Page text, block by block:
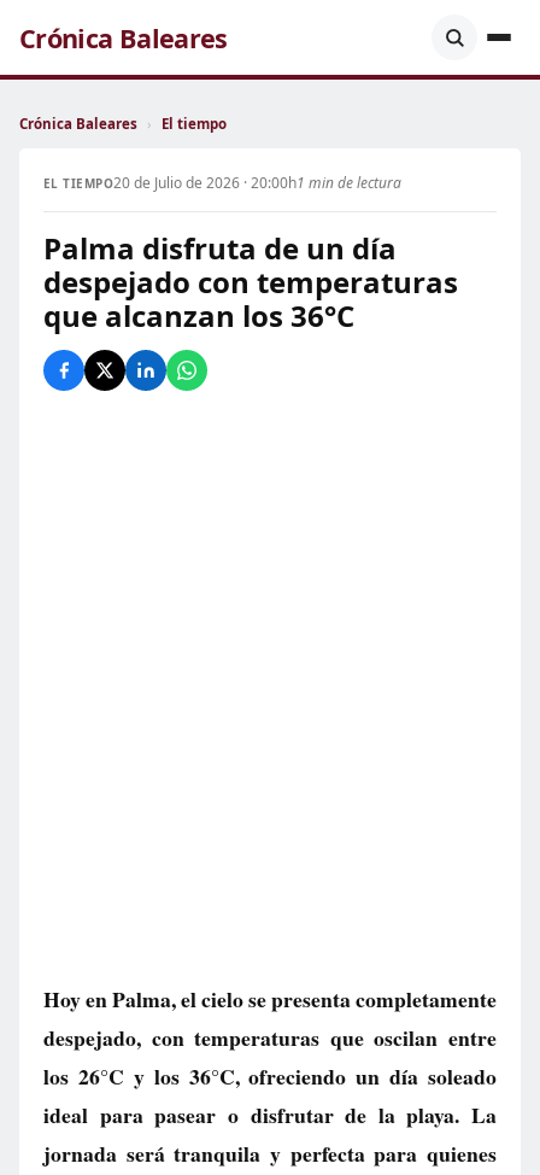
Crónica Baleares
Crónica Baleares › El tiempo
EL TIEMPO20 de Julio de 2026 · 20:00h1 min de lectura
Palma disfruta de un día
despejado con temperaturas
que alcanzan los 36°C
Hoy en Palma, el cielo se presenta completamente
despejado, con temperaturas que oscilan entre
los 26°C y los 36°C, ofreciendo un día soleado
ideal para pasear o disfrutar de la playa. La
jornada será tranquila y perfecta para quienes